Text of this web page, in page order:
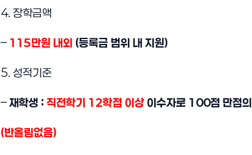
4. 장학금액
– 115만원 내외 (등록금 범위 내 지원)
5. 성적기준
–재학생 : 직전학기 12학점 이상 이수자로 100점 만점의
(반올림없음)